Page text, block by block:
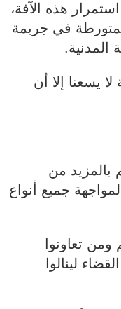
هذه الآفة،
في جريمة
المدنية.
يسعنا إلا أن
بالمزيد من
جميع أنواع
تعاونوا
لينالوا